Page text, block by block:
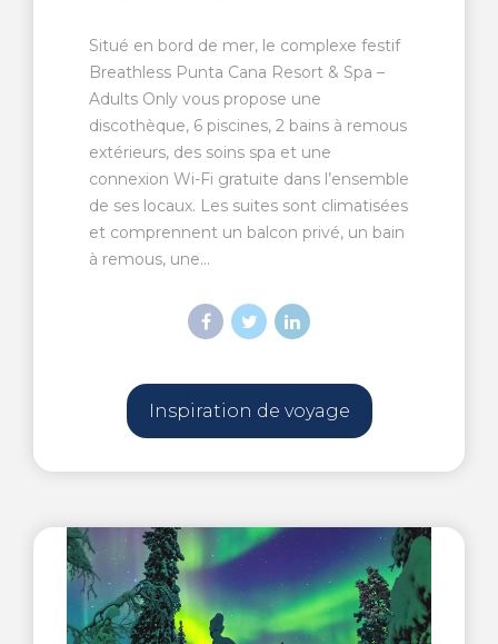
Situé en bord de mer, le complexe festif
Breathless Punta Cana Resort & Spa –
Adults Only vous propose une
discothèque, 6 piscines, 2 bains à remous
extérieurs, des soins spa et une
connexion Wi-Fi gratuite dans l’ensemble
de ses locaux. Les suites sont climatisées
et comprennent un balcon privé, un bain
à remous, une...
Inspiration de voyage